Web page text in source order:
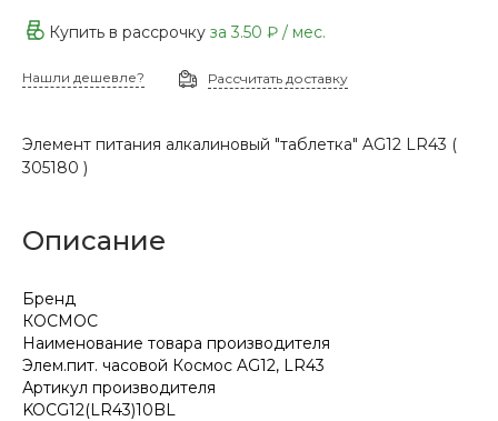
Купить в рассрочку за 3.50 ₽ / мес.
Нашли дешевле? Рассчитать доставку
Элемент питания алкалиновый "таблетка" AG12 LR43 (
305180 )
Описание
Бренд
КОСМОС
Наименование товара производителя
Элем.пит. часовой Космос AG12, LR43
Артикул производителя
KOCG12(LR43)10BL